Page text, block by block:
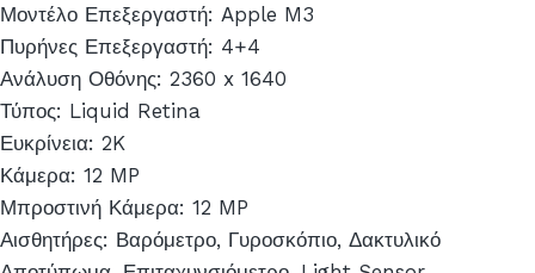
Μοντέλο Επεξεργαστή: Apple M3
Πυρήνες Επεξεργαστή: 4+4
Ανάλυση Οθόνης: 2360 x 1640
Τύπος: Liquid Retina
Ευκρίνεια: 2K
Κάμερα: 12 MP
Μπροστινή Κάμερα: 12 MP
Αισθητήρες: Βαρόμετρο, Γυροσκόπιο, Δακτυλικό